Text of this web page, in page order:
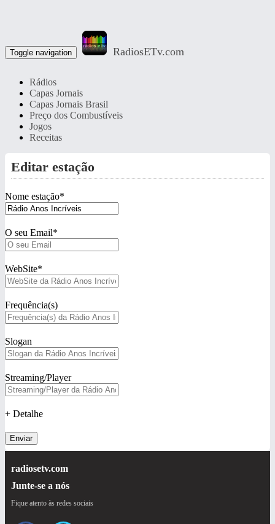
Toggle navigation RadiosETv.com
Rádios
Capas Jornais
Capas Jornais Brasil
Preço dos Combustíveis
Jogos
Receitas
Editar estação
Nome estação*
O seu Email*
WebSite*
Frequência(s)
Slogan
Streaming/Player
+ Detalhe
Enviar
radiosetv.com
Junte-se a nós
Fique atento às redes sociais